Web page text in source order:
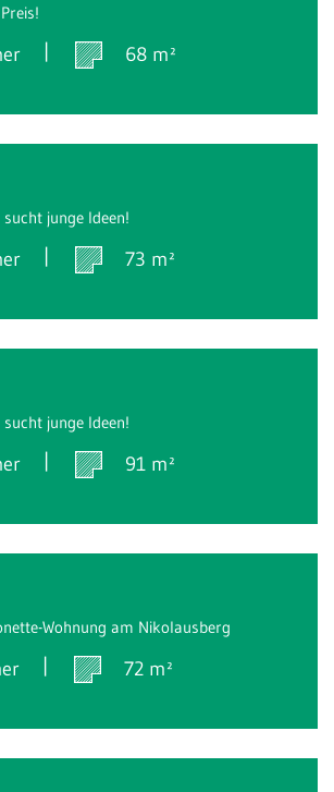
68 m²
junge Ideen!
73 m²
junge Ideen!
91 m²
Wohnung am Nikolausberg
72 m²